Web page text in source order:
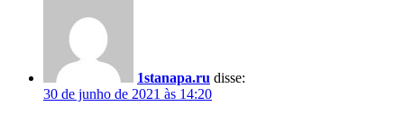
1stanapa.ru disse:
30 de junho de 2021 às 14:20